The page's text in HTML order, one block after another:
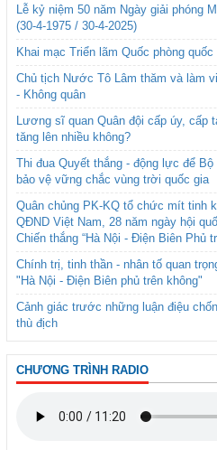
Lễ kỷ niệm 50 năm Ngày giải phóng
(30-4-1975 / 30-4-2025)
Khai mạc Triển lãm Quốc phòng
Chủ tịch Nước Tô Lâm thăm và làm
- Không quân
Lương sĩ quan Quân đội cấp úy,
tăng lên nhiều không?
Thi đua Quyết thắng - động lực để
bảo vệ vững chắc vùng trời quốc gia
Quân chủng PK-KQ tổ chức mít tinh
QĐND Việt Nam, 28 năm ngày hội
Chiến thắng “Hà Nội - Điện Biên Phủ
Chính trị, tinh thần - nhân tố quan
"Hà Nội - Điện Biên phủ trên không"
Cảnh giác trước những luận điệu
thù địch
CHƯƠNG TRÌNH RADIO